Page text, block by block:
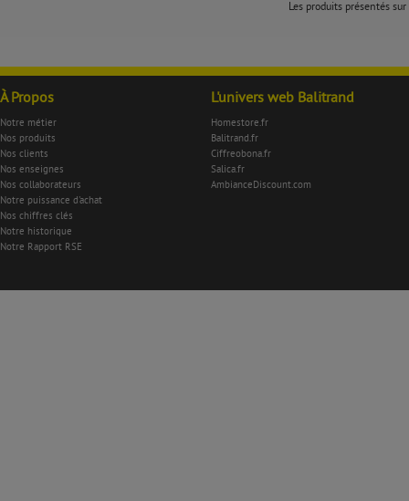
Les produits présentés
À Propos
Notre métier
Nos produits
Nos clients
Nos enseignes
Nos collaborateurs
Notre puissance d'achat
Nos chiffres clés
Notre historique
Notre Rapport RSE
L'univers web Balitrand
Homestore.fr
Balitrand.fr
Ciffreobona.fr
Salica.fr
AmbianceDiscount.com